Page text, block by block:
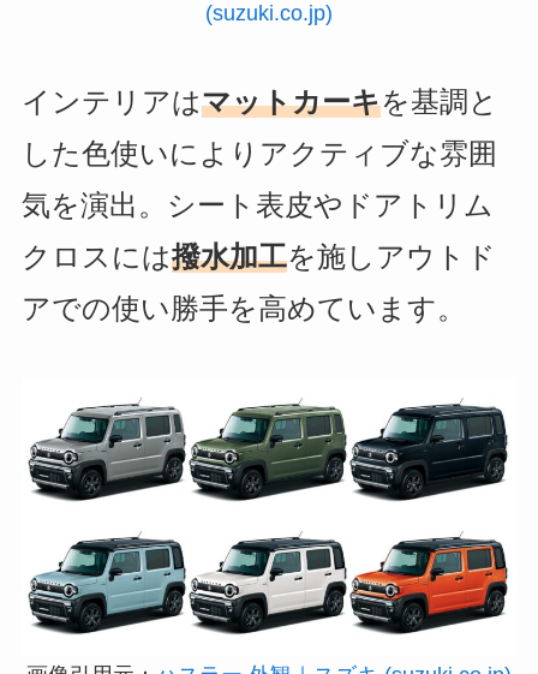
(suzuki.co.jp)
インテリアはマットカーキを基調と
した色使いによりアクティブな雰囲
気を演出。シート表皮やドアトリム
クロスには撥水加工を施しアウトド
アでの使い勝手を高めています。